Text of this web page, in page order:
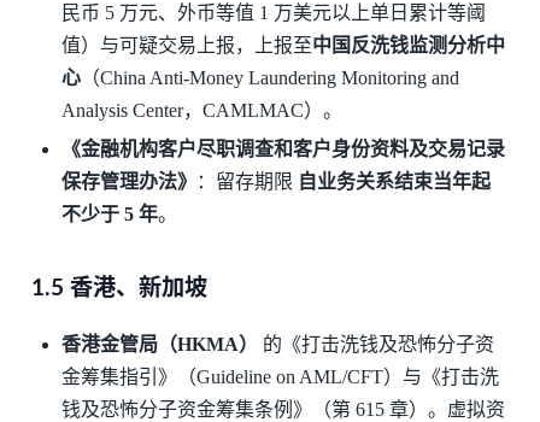
民币 5 万元、外币等值 1 万美元以上单日累计等阈
值）与可疑交易上报，上报至中国反洗钱监测分析中
心 （China Anti-Money Laundering Monitoring and
Analysis Center，CAMLMAC）。
《金融机构客户尽职调查和客户身份资料及交易记录
保存管理办法》
：留存期限 自业务关系结束当年起
不少于 5 年。
1.5 香港、新加坡
香港金管局（HKMA）
的《打击洗钱及恐怖分子资
金筹集指引》（Guideline on AML/CFT）与《打击洗
钱及恐怖分子资金筹集条例》（第 615 章）。虚拟资